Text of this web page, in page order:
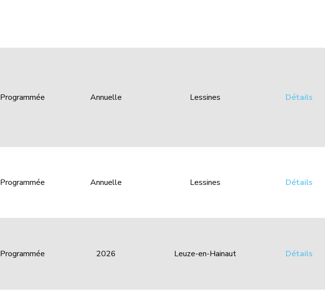
Programmée Annuelle Lessines Détails
Programmée Annuelle Lessines Détails
Programmée 2026 Leuze-en-Hainaut Détails